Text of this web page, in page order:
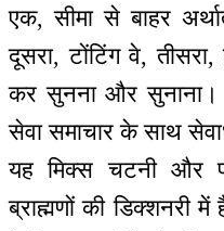
एक, सीमा से बाहर
दूसरा, टोंटिंग वे,
कर सुनना और सुनाना।
सेवा समाचार के साथ
यह मिक्स चटनी और
ब्राह्मणों की डिक्शनरी